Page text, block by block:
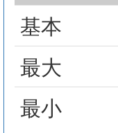
基本
最大
最小